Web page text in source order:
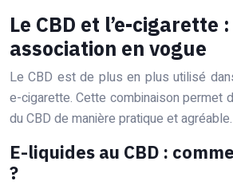
Le CBD et l’e-cigarette
association en vogue
Le CBD est de plus en plus utilisé
e-cigarette. Cette combinaison permet
du CBD de manière pratique et agréable.
E-liquides au CBD :
?